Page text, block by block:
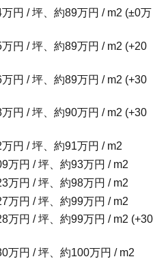
円 / 坪、約89万円 / m2 (±0万
円 / 坪、約89万円 / m2 (+20
円 / 坪、約89万円 / m2 (+30
円 / 坪、約90万円 / m2 (+30
円 / 坪、約91万円 / m2
万円 / 坪、約93万円 / m2
万円 / 坪、約98万円 / m2
万円 / 坪、約99万円 / m2
万円 / 坪、約99万円 / m2 (+30
万円 / 坪、約100万円 / m2